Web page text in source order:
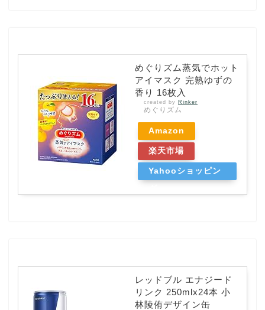
めぐりズム蒸気でホット
アイマスク 完熟ゆずの
香り 16枚入
created by Rinker
めぐりズム
Amazon
楽天市場
Yahooショッピン
レッドブル エナジード
リンク 250mlx24本 小
林陵侑デザイン缶